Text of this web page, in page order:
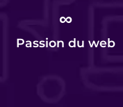
∞
Passion du web